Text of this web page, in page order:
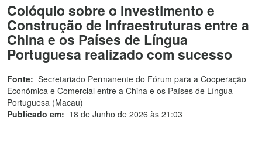
Colóquio sobre o Investimento e
Construção de Infraestruturas entre a
China e os Países de Língua
Portuguesa realizado com sucesso
Fonte: Secretariado Permanente do Fórum para a Cooperação
Económica e Comercial entre a China e os Países de Língua
Portuguesa (Macau)
Publicado em: 18 de Junho de 2026 às 21:03